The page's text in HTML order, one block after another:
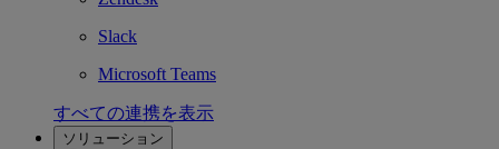
Slack
Microsoft Teams
すべての連携を表示
ソリューション